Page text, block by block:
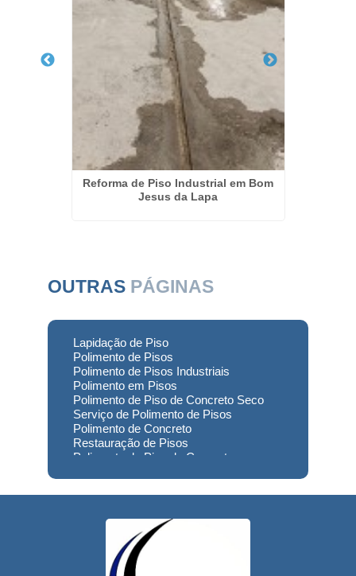
Reforma de Piso Industrial em Bom
Jesus da Lapa
OUTRAS PÁGINAS
Lapidação de Piso
Polimento de Pisos
Polimento de Pisos Industriais
Polimento em Pisos
Polimento de Piso de Concreto Seco
Serviço de Polimento de Pisos
Polimento de Concreto
Restauração de Pisos
Polimento de Piso de Concreto
Preço
Restauração de Piso de Concreto
Polimento do Concreto
Serviço de Polimento de Concreto
Restauração de Pisos Industriais